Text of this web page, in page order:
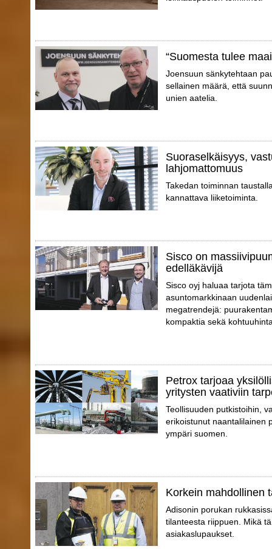
“Suomesta tulee
Joensuun sänkytehtaan
sellainen määrä, että
unien aatelia.
Suoraselkäisyys,
lahjomattomuus
Takedan toiminnan
kannattava liiketoiminta.
Sisco on
edelläkävijä
Sisco oyj haluaa tarjota
asuntomarkkinaan
megatrendejä:
kompaktia sekä
Petrox tarjoaa
yritysten vaativiin
Teollisuuden putkistoihin,
erikoistunut naantalilainen
ympäri suomen.
Korkein mahdollinen
Adisonin porukan
tilanteesta riippuen. Mikä
asiakaslupaukset.